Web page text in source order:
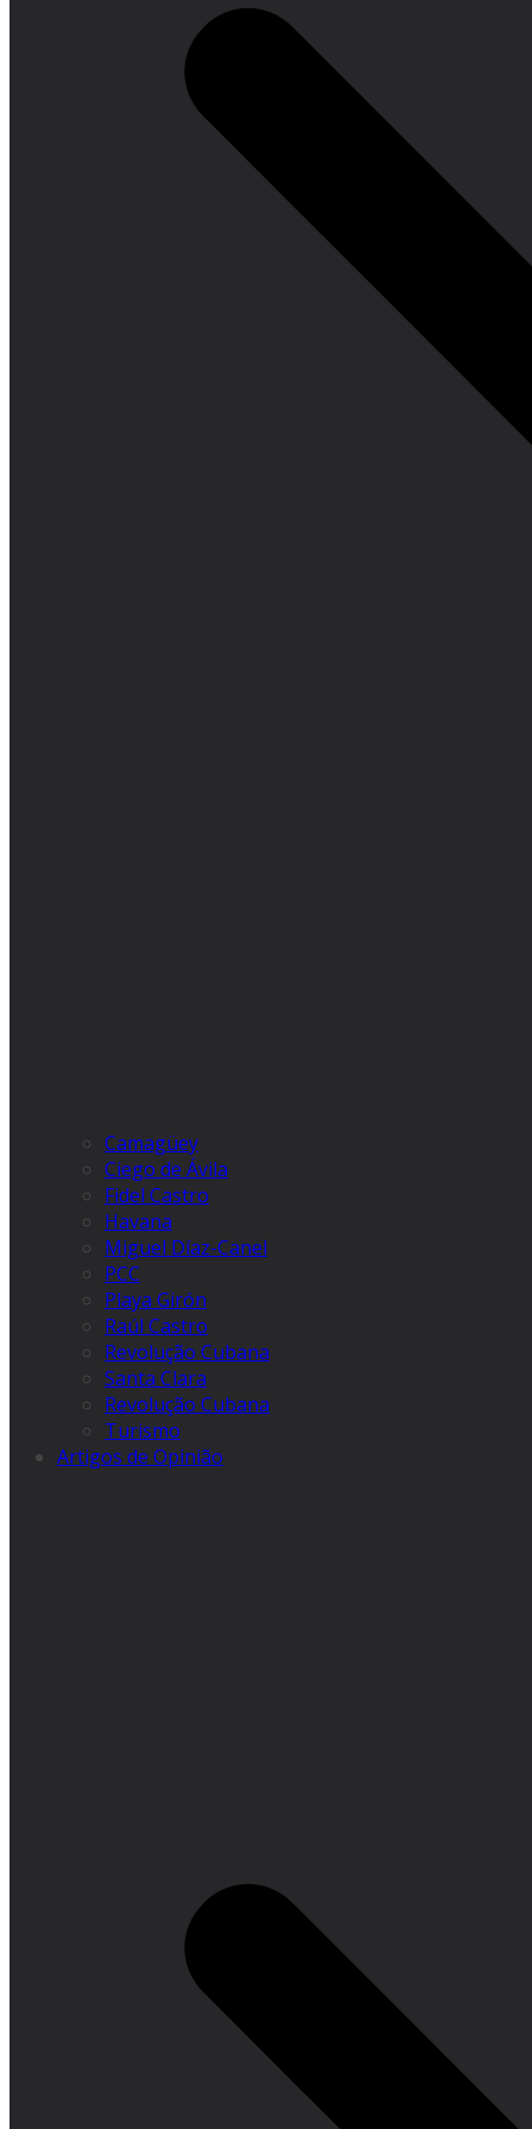
Camagüey
Ciego de Ávila
Fidel Castro
Havana
Miguel Díaz-Canel
PCC
Playa Girón
Raúl Castro
Revolução Cubana
Santa Clara
Revolução Cubana
Turismo
Artigos de Opinião